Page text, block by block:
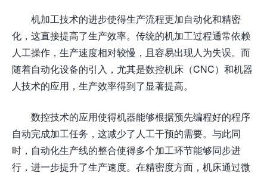
机加工技术的进步使得生产流程更加自动化和精密
化，这直接提高了生产效率。传统的机加工过程通常依赖
人工操作，生产速度相对较慢，且容易出现人为失误。而
随着自动化设备的引入，尤其是数控机床（CNC）和机器
人技术的应用，生产效率得到了显著提高。
数控技术的应用使得机器能够根据预先编程好的程序
自动完成加工任务，这减少了人工干预的需要。与此同
时，自动化生产线的整合使得多个加工环节能够同步进
行，进一步提升了生产速度。在精密度方面，机床通过微